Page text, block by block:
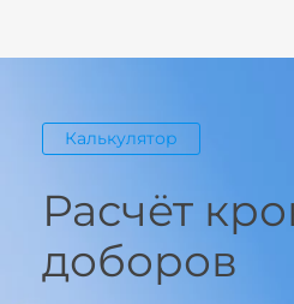
Калькулятор
Расчёт
доборов